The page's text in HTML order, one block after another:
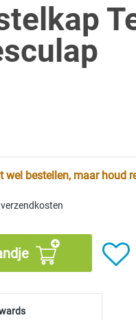
bestellen, maar houd